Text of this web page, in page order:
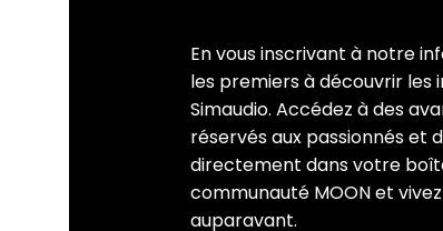
En vous inscrivant à notre
les premiers à découvrir les
Simaudio. Accédez à des
réservés aux passionnés et
directement dans votre
communauté MOON et
auparavant.